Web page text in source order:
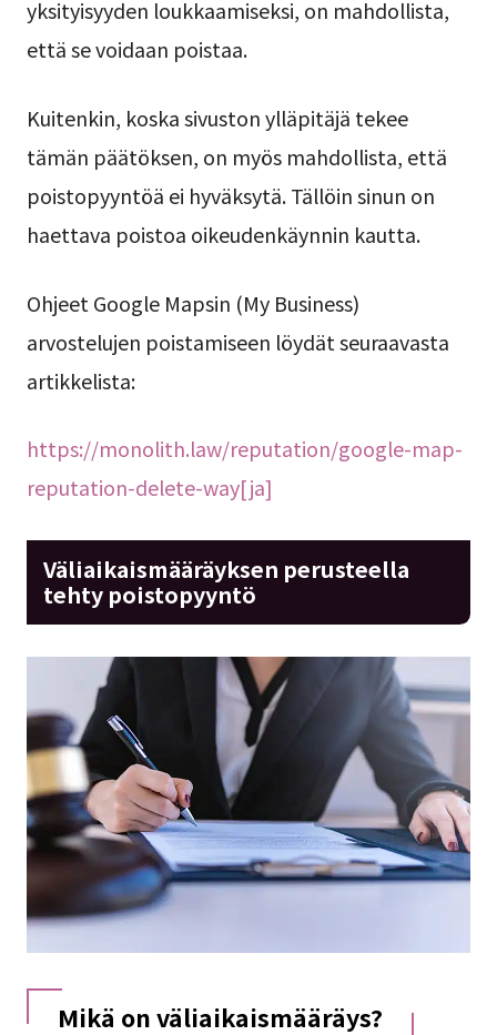
yksityisyyden loukkaamiseksi, on mahdollista,
että se voidaan poistaa.
Kuitenkin, koska sivuston ylläpitäjä tekee
tämän päätöksen, on myös mahdollista, että
poistopyyntöä ei hyväksytä. Tällöin sinun on
haettava poistoa oikeudenkäynnin kautta.
Ohjeet Google Mapsin (My Business)
arvostelujen poistamiseen löydät seuraavasta
artikkelista:
https://monolith.law/reputation/google-map-
reputation-delete-way[ja]
Väliaikaismääräyksen perusteella
tehty poistopyyntö
Mikä on väliaikaismääräys?